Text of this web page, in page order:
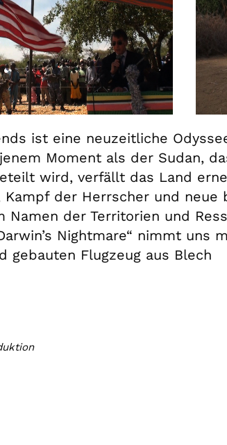
ist eine neuzeitliche
Moment als der Sudan,
wird, verfällt das Land
Kampf der Herrscher und neue
Namen der Territorien und
Nightmare“ nimmt uns
gebauten Flugzeug aus Blech